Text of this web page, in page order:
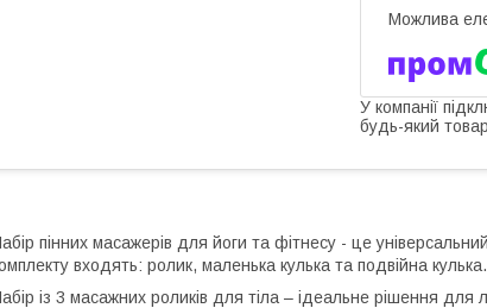
У компанії
будь-який
пінних масажерів для йоги та фітнесу - це
входять: ролик, маленька кулька та подвійна кулька.
із 3 масажних роликів для тіла – ідеальне рішення